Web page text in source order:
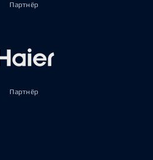
Партнёр
Партнёр